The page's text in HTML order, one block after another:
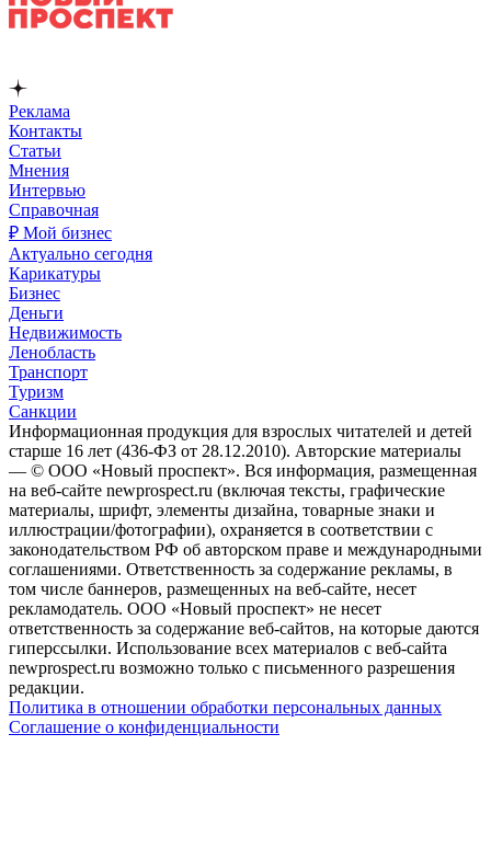
Реклама
Контакты
Статьи
Мнения
Интервью
Справочная
₽ Мой бизнес
Актуально сегодня
Карикатуры
Бизнес
Деньги
Недвижимость
Ленобласть
Транспорт
Туризм
Санкции
Информационная продукция для взрослых читателей и детей
старше 16 лет (436-ФЗ от 28.12.2010). Авторские материалы
— © ООО «Новый проспект». Вся информация, размещенная
на веб-сайте newprospect.ru (включая тексты, графические
материалы, шрифт, элементы дизайна, товарные знаки и
иллюстрации/фотографии), охраняется в соответствии с
законодательством РФ об авторском праве и международными
соглашениями. Ответственность за содержание рекламы, в
том числе баннеров, размещенных на веб-сайте, несет
рекламодатель. ООО «Новый проспект» не несет
ответственность за содержание веб-сайтов, на которые даются
гиперссылки. Использование всех материалов с веб-сайта
newprospect.ru возможно только с письменного разрешения
редакции.
Политика в отношении обработки персональных данных
Соглашение о конфиденциальности